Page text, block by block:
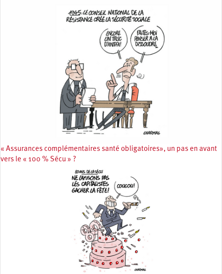
« Assurances complémentaires santé obligatoires», un pas en avant
vers le « 100 % Sécu » ?